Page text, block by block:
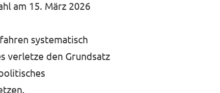
am 15. März 2026
systematisch
verletze den Grundsatz